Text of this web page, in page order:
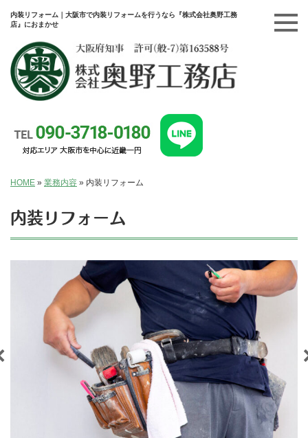
内装リフォーム｜大阪市で内装リフォームを行うなら『株式会社奥野工務
店』におまかせ
HOME » 業務内容 » 内装リフォーム
内装リフォーム